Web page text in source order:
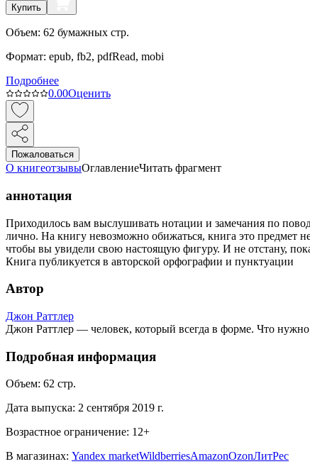
Купить
Объем: 62 бумажных стр.
Формат: epub, fb2, pdfRead, mobi
Подробнее
0.00Оценить
Пожаловаться
О книгеотзывыОглавлениеЧитать фрагмент
аннотация
Приходилось вам выслушивать нотации и замечания по
лично. На книгу невозможно обижаться, книга это предмет
чтобы вы увидели свою настоящую фигуру. И не отстану,
Книга публикуется в авторской орфографии и пунктуации
Автор
Джон Раттлер
Джон Раттлер — человек, который всегда в форме. Что
Подробная информация
Объем: 62 стр.
Дата выпуска: 2 сентября 2019 г.
Возрастное ограничение: 12+
В магазинах: Yandex marketWildberriesAmazonOzonЛитРес